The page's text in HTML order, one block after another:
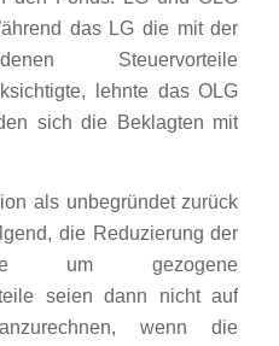
das LG die mit der
Steuervorteile
lehnte das OLG
sich die Beklagten mit
als unbegründet zurück
die Reduzierung der
um gezogene
seien dann nicht auf
wenn die